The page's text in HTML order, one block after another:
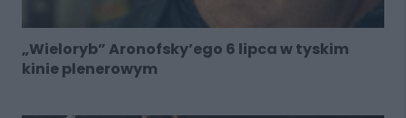
„Wieloryb” Aronofsky’ego 6 lipca w tyskim
kinie plenerowym